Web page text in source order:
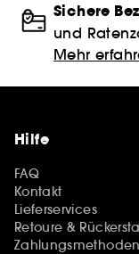
Sichere
und
Mehr
Hilfe
FAQ
Kontakt
Lieferservices
Retoure &
Zahlungsmethoden